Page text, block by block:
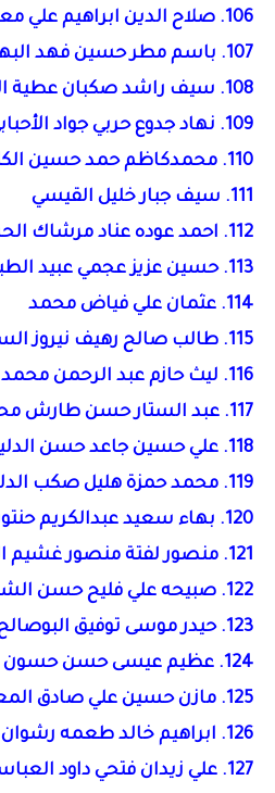
106. صلاح الدين ابراهيم علي معروف زنكنه
107. باسم مطر حسين فهد البهادلي
108. سيف راشد صكبان عطية العابدي
109. نهاد جدوع حربي جواد الأحبابي
110. محمدكاظم حمد حسين الكلابي
111. سيف جبار خليل القيسي
112. احمد عوده عناد مرشاك الحسني
113. حسين عزيز عجمي عبيد الطبيلي
114. عثمان علي فياض محمد
115. طالب صالح رهيف نيروز السواعد
116. ليث حازم عبد الرحمن محمد السمان
117. عبد الستار حسن طارش محمد الكرعاوي
118. علي حسين جاعد حسن الدليمي
119. محمد حمزة هليل صكب الدلفي
120. بهاء سعيد عبدالكريم حنتوش العبدالحسن
121. منصور لفتة منصور غشيم العتبي
122. صبيحه علي فليح حسن الشمري
123. حيدر موسى توفيق البوصالح
124. عظيم عيسى حسن حسون الزيادي
125. مازن حسين علي صادق المعموري
126. ابراهيم خالد طعمه رشوان الطريمشاوي
127. علي زيدان فتحي داود العباسي